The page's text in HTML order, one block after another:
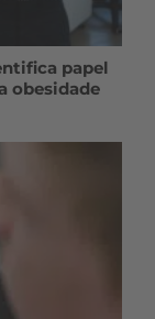
papel
obesidade